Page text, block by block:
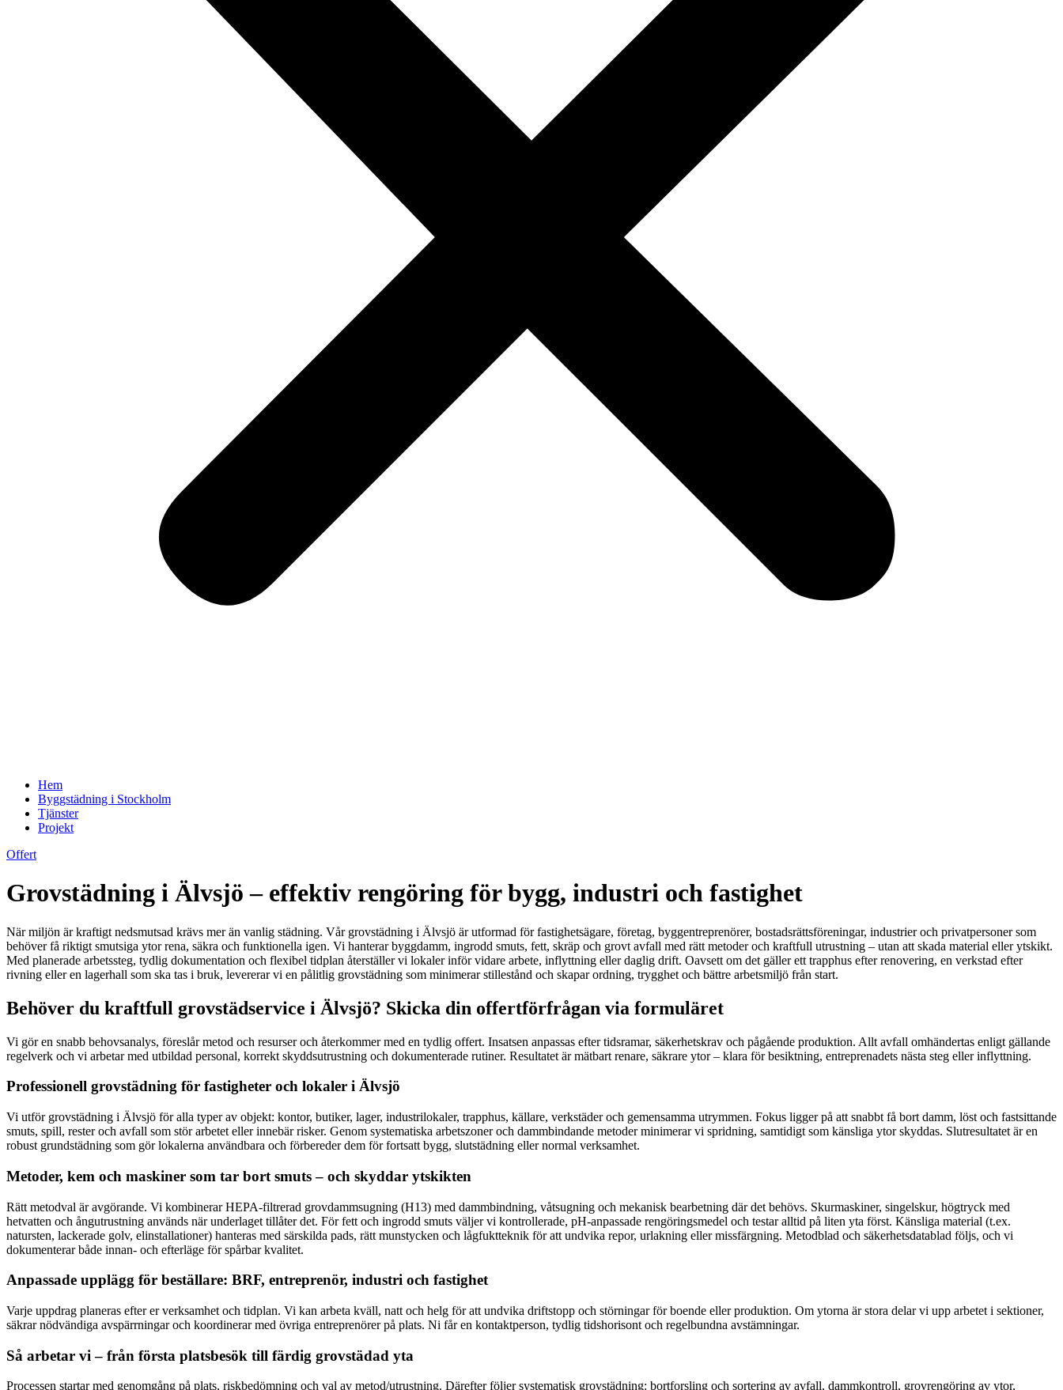
Hem
Byggstädning i Stockholm
Tjänster
Projekt
Offert
Grovstädning i Älvsjö – effektiv rengöring för bygg, industri och fastighet
När miljön är kraftigt nedsmutsad krävs mer än vanlig städning. Vår grovstädning i Älvsjö är utformad för fastighetsägare, företag, byggentreprenörer, bostadsrättsföreningar, industrier och privatpersoner som
behöver få riktigt smutsiga ytor rena, säkra och funktionella igen. Vi hanterar byggdamm, ingrodd smuts, fett, skräp och grovt avfall med rätt metoder och kraftfull utrustning – utan att skada material eller ytskikt.
Med planerade arbetssteg, tydlig dokumentation och flexibel tidplan återställer vi lokaler inför vidare arbete, inflyttning eller daglig drift. Oavsett om det gäller ett trapphus efter renovering, en verkstad efter
rivning eller en lagerhall som ska tas i bruk, levererar vi en pålitlig grovstädning som minimerar stillestånd och skapar ordning, trygghet och bättre arbetsmiljö från start.
Behöver du kraftfull grovstädservice i Älvsjö? Skicka din offertförfrågan via formuläret
Vi gör en snabb behovsanalys, föreslår metod och resurser och återkommer med en tydlig offert. Insatsen anpassas efter tidsramar, säkerhetskrav och pågående produktion. Allt avfall omhändertas enligt gällande
regelverk och vi arbetar med utbildad personal, korrekt skyddsutrustning och dokumenterade rutiner. Resultatet är mätbart renare, säkrare ytor – klara för besiktning, entreprenadets nästa steg eller inflyttning.
Professionell grovstädning för fastigheter och lokaler i Älvsjö
Vi utför grovstädning i Älvsjö för alla typer av objekt: kontor, butiker, lager, industrilokaler, trapphus, källare, verkstäder och gemensamma utrymmen. Fokus ligger på att snabbt få bort damm, löst och fastsittande
smuts, spill, rester och avfall som stör arbetet eller innebär risker. Genom systematiska arbetszoner och dammbindande metoder minimerar vi spridning, samtidigt som känsliga ytor skyddas. Slutresultatet är en
robust grundstädning som gör lokalerna användbara och förbereder dem för fortsatt bygg, slutstädning eller normal verksamhet.
Metoder, kem och maskiner som tar bort smuts – och skyddar ytskikten
Rätt metodval är avgörande. Vi kombinerar HEPA-filtrerad grovdammsugning (H13) med dammbindning, våtsugning och mekanisk bearbetning där det behövs. Skurmaskiner, singelskur, högtryck med
hetvatten och ångutrustning används när underlaget tillåter det. För fett och ingrodd smuts väljer vi kontrollerade, pH-anpassade rengöringsmedel och testar alltid på liten yta först. Känsliga material (t.ex.
natursten, lackerade golv, elinstallationer) hanteras med särskilda pads, rätt munstycken och lågfuktteknik för att undvika repor, urlakning eller missfärgning. Metodblad och säkerhetsdatablad följs, och vi
dokumenterar både innan- och efterläge för spårbar kvalitet.
Anpassade upplägg för beställare: BRF, entreprenör, industri och fastighet
Varje uppdrag planeras efter er verksamhet och tidplan. Vi kan arbeta kväll, natt och helg för att undvika driftstopp och störningar för boende eller produktion. Om ytorna är stora delar vi upp arbetet i sektioner,
säkrar nödvändiga avspärrningar och koordinerar med övriga entreprenörer på plats. Ni får en kontaktperson, tydlig tidshorisont och regelbundna avstämningar.
Så arbetar vi – från första platsbesök till färdig grovstädad yta
Processen startar med genomgång på plats, riskbedömning och val av metod/utrustning. Därefter följer systematisk grovstädning: bortforsling och sortering av avfall, dammkontroll, grovrengöring av ytor,